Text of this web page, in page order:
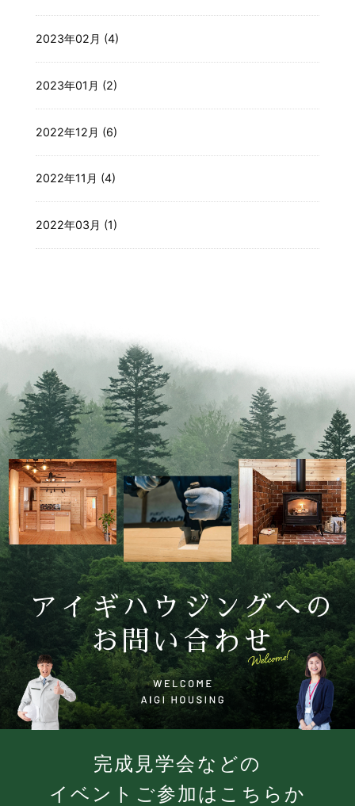
2023年02月 (4)
2023年01月 (2)
2022年12月 (6)
2022年11月 (4)
2022年03月 (1)
アイギハウジングへの
お問い合わせ
完成見学会などの
イベントご参加はこちらか